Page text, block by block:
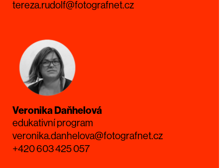
tereza.rudolf@fotografnet.cz
Veronika Daňhelová
edukativní program
veronika.danhelova@fotografnet.cz
+420 603 425 057